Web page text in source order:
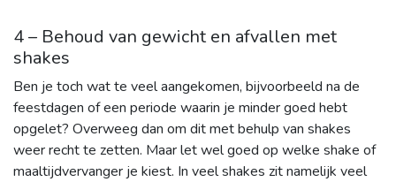
4 – Behoud van gewicht en afvallen met
shakes
Ben je toch wat te veel aangekomen, bijvoorbeeld na de
feestdagen of een periode waarin je minder goed hebt
opgelet? Overweeg dan om dit met behulp van shakes
weer recht te zetten. Maar let wel goed op welke shake of
maaltijdvervanger je kiest. In veel shakes zit namelijk veel